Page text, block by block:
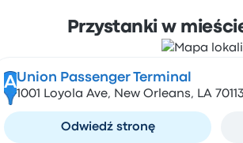
Przystanki w
AUnion Passenger Terminal
1001 Loyola Ave, New Orleans, LA
Odwiedź stronę